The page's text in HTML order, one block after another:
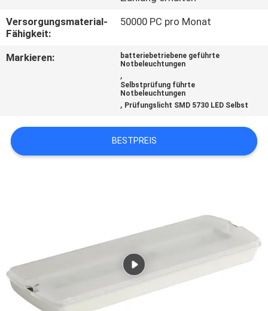
UNS
IN
VERBINDUNG
ZITAT
DATENSCHUTZRICHTLINIE
Versorgungsmaterial-
Fähigkeit:
50000 PC pro Monat
Markieren:
batteriebetriebene geführte
Notbeleuchtungen
,
Selbstprüfung führte
Notbeleuchtungen
, Prüfungslicht SMD 5730 LED Selbst
BESTPREIS